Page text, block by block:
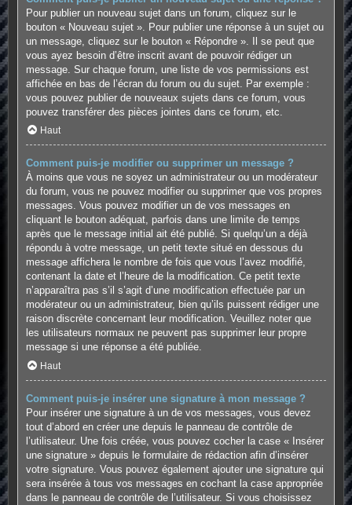
Pour publier un nouveau sujet dans un forum, cliquez sur le
bouton « Nouveau sujet ». Pour publier une réponse à un sujet ou
un message, cliquez sur le bouton « Répondre ». Il se peut que
vous ayez besoin d’être inscrit avant de pouvoir rédiger un
message. Sur chaque forum, une liste de vos permissions est
affichée en bas de l’écran du forum ou du sujet. Par exemple :
vous pouvez publier de nouveaux sujets dans ce forum, vous
pouvez transférer des pièces jointes dans ce forum, etc.
Haut
Comment puis-je modifier ou supprimer un message ?
À moins que vous ne soyez un administrateur ou un modérateur
du forum, vous ne pouvez modifier ou supprimer que vos propres
messages. Vous pouvez modifier un de vos messages en
cliquant le bouton adéquat, parfois dans une limite de temps
après que le message initial ait été publié. Si quelqu’un a déjà
répondu à votre message, un petit texte situé en dessous du
message affichera le nombre de fois que vous l’avez modifié,
contenant la date et l’heure de la modification. Ce petit texte
n’apparaîtra pas s’il s’agit d’une modification effectuée par un
modérateur ou un administrateur, bien qu’ils puissent rédiger une
raison discrète concernant leur modification. Veuillez noter que
les utilisateurs normaux ne peuvent pas supprimer leur propre
message si une réponse a été publiée.
Haut
Comment puis-je insérer une signature à mon message ?
Pour insérer une signature à un de vos messages, vous devez
tout d’abord en créer une depuis le panneau de contrôle de
l’utilisateur. Une fois créée, vous pouvez cocher la case « Insérer
une signature » depuis le formulaire de rédaction afin d’insérer
votre signature. Vous pouvez également ajouter une signature qui
sera insérée à tous vos messages en cochant la case appropriée
dans le panneau de contrôle de l’utilisateur. Si vous choisissez